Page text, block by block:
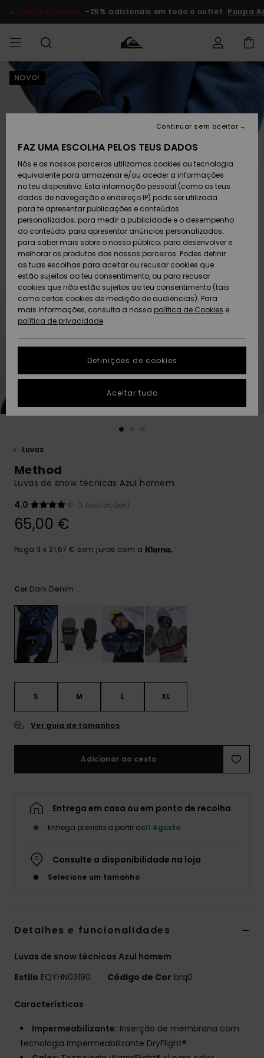
do
DUPLA PROMO -25% adicionais em todo o outlet Poupa
HOMEM
Calçado e
chinelos
Surfe/água
Snow
Artigos
recém-
chegados
Coleções
MENINO
Calçado e
chinelos
Surfe/água
Neve
Artigos
recém-
chegados
Highlights
MULHER
chegados
Highlights
Snow
SURF
Homem
Crianças
Highlights
Community
SNOW
Neve
Homem
Artigos
Criança
Snow Shop
Feminino
Highlights
Community
DUPLA
PROMO
Homem
Criança
Outlet
Mulher
AJUDA
Acede à tua
Devoluções
Pagamento
Cartão
presente
Quiksilver
Freedom
Protecção de
dados
Guia de
tamanhos
conversa para
obteres a
resposta mais
rápida à tua
respostas
para as
frequentes e o
nosso
SUSTAINABILITY
PRESENTE
DESEJO
NOVO!
Luvas
Method
Luvas de snow técnicas Azul homem
4.0
(1 Avaliações)
65,00 €
Paga 3 x 21,67 € sem juros com a
Cor Dark Denim
S M L XL
Ver guia de tamanhos
Adicionar ao cesto
Entrega em casa ou em ponto de recolha
Entrega prevista a partir de11 Agosto
Consulte a disponibilidade na loja
Selecione um tamanho
Detalhes e funcionalidades
Luvas de snow técnicas Azul homem
Estilo EQYHN03190 Código de Cor brq0
Características
Impermeabilizante: Inserção de membrana com
tecnologia impermeabilizante DryFlight®
FAZ UMA ESCOLHA PELOS TEUS DADOS
Nós e os nossos parceiros utilizamos cookies ou tecnologia
equivalente para armazenar e/ou aceder a informações
no teu dispositivo. Esta informação pessoal (como os teus
dados de navegação e endereço IP) pode ser utilizada
para te apresentar publicações e conteúdos
personalizados; para medir a publicidade e o desempenho
do conteúdo; para apresentar anúncios personalizados;
para saber mais sobre o nosso público; para desenvolver e
melhorar os produtos dos nossos parceiros. Podes definir
as tuas escolhas para aceitar ou recusar cookies que
estão sujeitos ao teu consentimento, ou para recusar
cookies que não estão sujeitos ao teu consentimento (tais
como certos cookies de medição de audiências). Para
mais informações, consulta a nossa política de Cookies e
política de privacidade
Definições de cookies
Continuar sem aceitar
Aceitar tudo